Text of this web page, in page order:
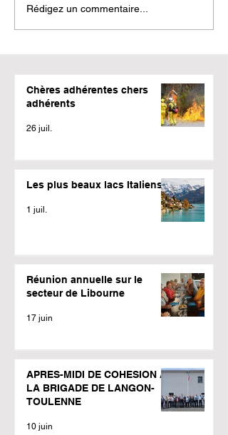
Rédigez un commentaire...
Chères adhérentes chers
adhérents
26 juil.
Les plus beaux lacs Italiens
1 juil.
Réunion annuelle sur le
secteur de Libourne
17 juin
APRES-MIDI DE COHESION A
LA BRIGADE DE LANGON-
TOULENNE
10 juin